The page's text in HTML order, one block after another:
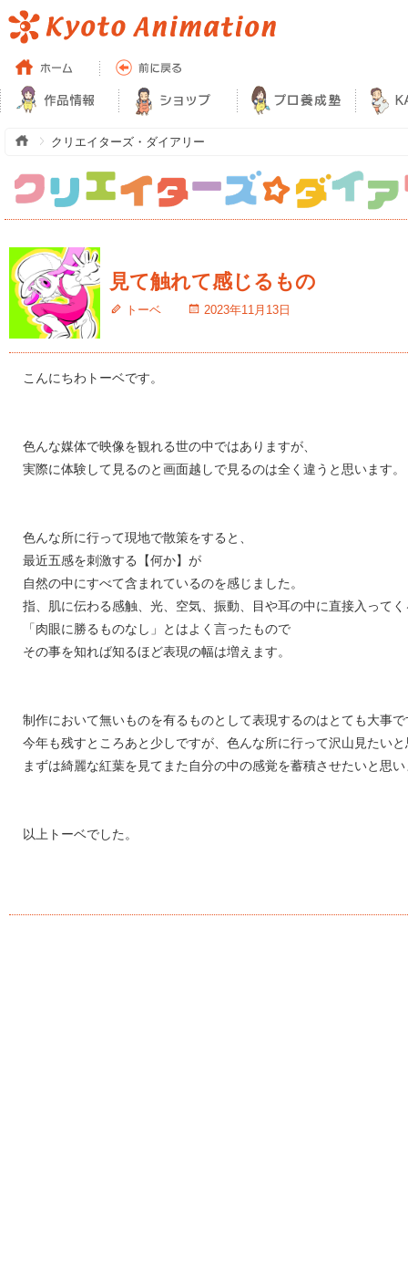
クリエイターズ・ダイアリー
見て触れて感じるもの
トーベ 2023年11月13日
こんにちわトーベです。
色んな媒体で映像を観れる世の中ではありますが、
実際に体験して見るのと画面越しで見るのは全く違うと思います。
色んな所に行って現地で散策をすると、
最近五感を刺激する【何か】が
自然の中にすべて含まれているのを感じました。
指、肌に伝わる感触、光、空気、振動、目や耳の中に直接入って
「肉眼に勝るものなし」とはよく言ったもので
その事を知れば知るほど表現の幅は増えます。
制作において無いものを有るものとして表現するのはとても大事で
今年も残すところあと少しですが、色んな所に行って沢山見たい
まずは綺麗な紅葉を見てまた自分の中の感覚を蓄積させたいと思
以上トーベでした。